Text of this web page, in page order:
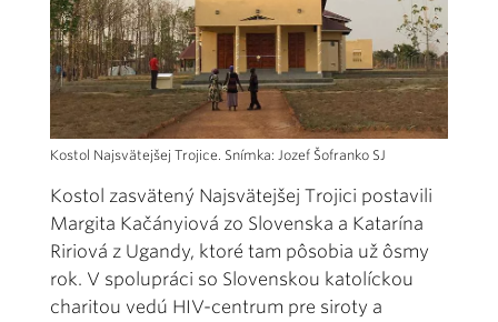
Kostol Najsvätejšej Trojice. Snímka: Jozef Šofranko SJ
Kostol zasvätený Najsvätejšej Trojici postavili
Margita Kačányiová zo Slovenska a Katarína
Ririová z Ugandy, ktoré tam pôsobia už ôsmy
rok. V spolupráci so Slovenskou katolíckou
charitou vedú HIV-centrum pre siroty a